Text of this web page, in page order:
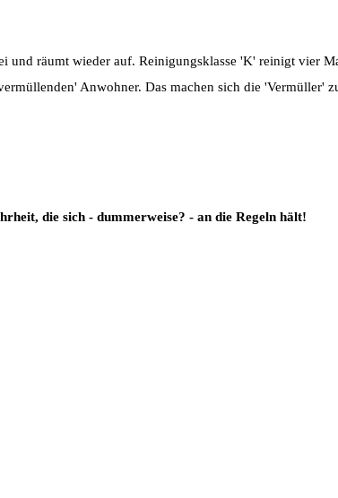
räumt wieder auf. Reinigungsklasse 'K' reinigt vier
Anwohner. Das machen sich die 'Vermüller'
die sich - dummerweise? - an die Regeln hält!